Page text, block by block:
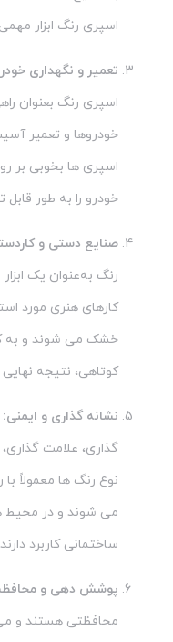
اسپری رنگ ابزار
تعمیر و نگهداری
اسپری رنگ بعنوان
خودروها و تعمیر
اسپری ها بخوبی بر
خودرو را به طور
صنایع دستی و
رنگ به‌عنوان یک
کارهای هنری مورد
خشک می شوند و به
کوتاهی، نتیجه
نشانه گذاری و ایمنی:
گذاری، علامت
نوع رنگ ها معمولاً
می شوند و در محیط
ساختمانی کاربرد
پوشش دهی و
محافظتی هستند و